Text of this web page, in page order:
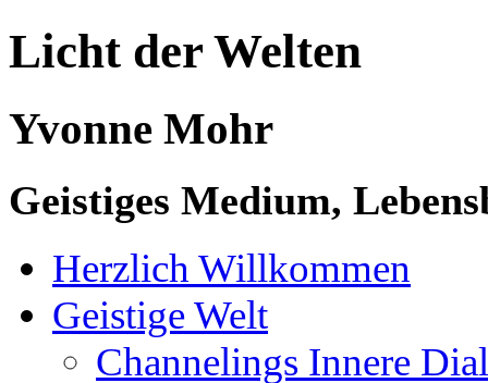
Licht der Welten
Yvonne Mohr
Geistiges Medium,
Herzlich Willkommen
Geistige Welt
Channelings Innere